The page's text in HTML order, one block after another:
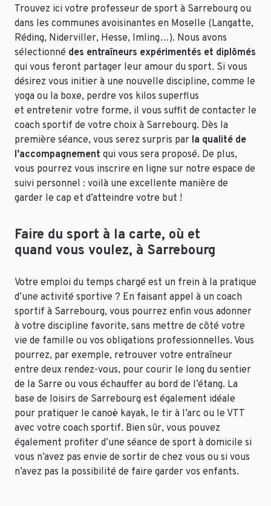
Trouvez ici votre professeur de sport à Sarrebourg ou
dans les communes avoisinantes en Moselle (Langatte,
Réding, Niderviller, Hesse, Imling…). Nous avons
sélectionné des entraîneurs expérimentés et diplômés
qui vous feront partager leur amour du sport. Si vous
désirez vous initier à une nouvelle discipline, comme le
yoga ou la boxe, perdre vos kilos superflus
et entretenir votre forme, il vous suffit de contacter le
coach sportif de votre choix à Sarrebourg. Dès la
première séance, vous serez surpris par la qualité de
l’accompagnement qui vous sera proposé. De plus,
vous pourrez vous inscrire en ligne sur notre espace de
suivi personnel : voilà une excellente manière de
garder le cap et d’atteindre votre but !
Faire du sport à la carte, où et
quand vous voulez, à Sarrebourg
Votre emploi du temps chargé est un frein à la pratique
d’une activité sportive ? En faisant appel à un coach
sportif à Sarrebourg, vous pourrez enfin vous adonner
à votre discipline favorite, sans mettre de côté votre
vie de famille ou vos obligations professionnelles. Vous
pourrez, par exemple, retrouver votre entraîneur
entre deux rendez-vous, pour courir le long du sentier
de la Sarre ou vous échauffer au bord de l’étang. La
base de loisirs de Sarrebourg est également idéale
pour pratiquer le canoë kayak, le tir à l’arc ou le VTT
avec votre coach sportif. Bien sûr, vous pouvez
également profiter d’une séance de sport à domicile si
vous n’avez pas envie de sortir de chez vous ou si vous
n’avez pas la possibilité de faire garder vos enfants.